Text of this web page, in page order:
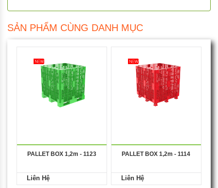
SẢN PHẨM CÙNG DANH MỤC
PALLET BOX 1,2m - 1123
Liên Hệ
PALLET BOX 1,2m - 1114
Liên Hệ